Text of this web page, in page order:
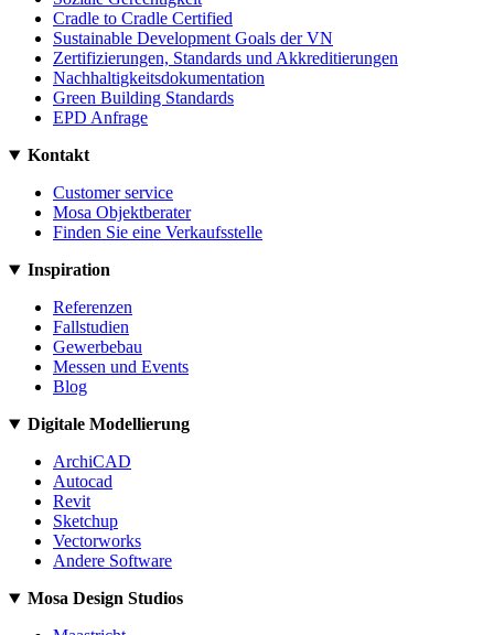
Cradle to Cradle Certified
Sustainable Development Goals der VN
Zertifizierungen, Standards und Akkreditierungen
Nachhaltigkeitsdokumentation
Green Building Standards
EPD Anfrage
Kontakt
Customer service
Mosa Objektberater
Finden Sie eine Verkaufsstelle
Inspiration
Referenzen
Fallstudien
Gewerbebau
Messen und Events
Blog
Digitale Modellierung
ArchiCAD
Autocad
Revit
Sketchup
Vectorworks
Andere Software
Mosa Design Studios